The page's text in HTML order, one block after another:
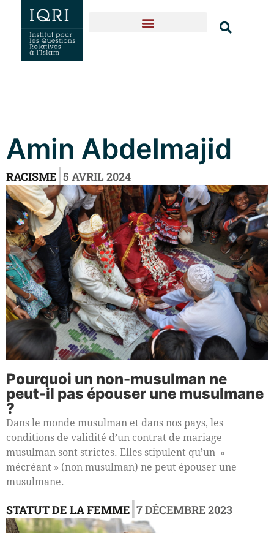
Amin Abdelmajid
RACISME 5 AVRIL 2024
Pourquoi un non-musulman ne
peut-il pas épouser une musulmane
?
Dans le monde musulman et dans nos pays, les
conditions de validité d’un contrat de mariage
musulman sont strictes. Elles stipulent qu’un «
mécréant » (non musulman) ne peut épouser une
musulmane.
STATUT DE LA FEMME 7 DÉCEMBRE 2023